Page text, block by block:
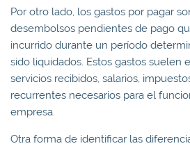
Por otro lado, los gastos por pagar
desembolsos pendientes de pago
incurrido durante un período
sido liquidados. Estos gastos suelen
servicios recibidos, salarios,
recurrentes necesarios para el
empresa.
Otra forma de identificar las